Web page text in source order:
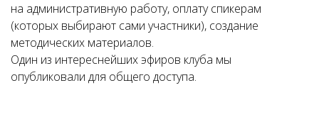
на административную работу, оплату спикерам
(которых выбирают сами участники), создание
методических материалов.
Один из интереснейших эфиров клуба мы
опубликовали для общего доступа.